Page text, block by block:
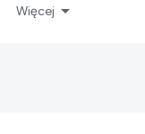
Więcej